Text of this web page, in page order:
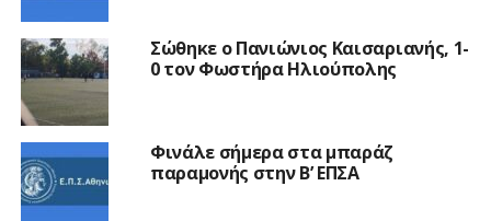
Σώθηκε ο Πανιώνιος Καισαριανής, 1-
0 τον Φωστήρα Ηλιούπολης
Φινάλε σήμερα στα μπαράζ
παραμονής στην Β’ ΕΠΣΑ